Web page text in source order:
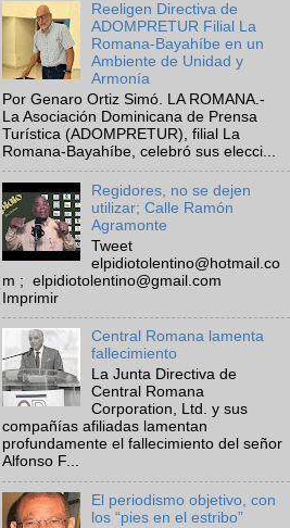
Reeligen Directiva de
ADOMPRETUR Filial La
Romana-Bayahíbe en un
Ambiente de Unidad y
Armonía
Por Genaro Ortiz Simó. LA ROMANA.-
La Asociación Dominicana de Prensa
Turística (ADOMPRETUR), filial La
Romana-Bayahíbe, celebró sus elecci...
Regidores, no se dejen
utilizar; Calle Ramón
Agramonte
Tweet
elpidiotolentino@hotmail.co
m ; elpidiotolentino@gmail.com
Imprimir
Central Romana lamenta
fallecimiento
La Junta Directiva de
Central Romana
Corporation, Ltd. y sus
compañías afiliadas lamentan
profundamente el fallecimiento del señor
Alfonso F...
El periodismo objetivo, con
los “pies en el estribo”